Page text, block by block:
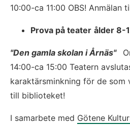
10:00-ca 11:00 OBS! Anmälan
Prova på teater ålder 8-
"Den gamla skolan i Årnäs"
14:00-ca 15:00 Teatern
karaktärsminkning för de som
till biblioteket!
I samarbete med Götene